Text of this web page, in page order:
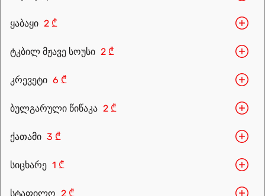
ყაბაყი 2 ₾
ტკბილ მჟავე სოუსი 2 ₾
კრევეტი 6 ₾
ბულგარული წიწაკა 2 ₾
ქათამი 3 ₾
სიცხარე 1 ₾
სტაფილო 2 ₾